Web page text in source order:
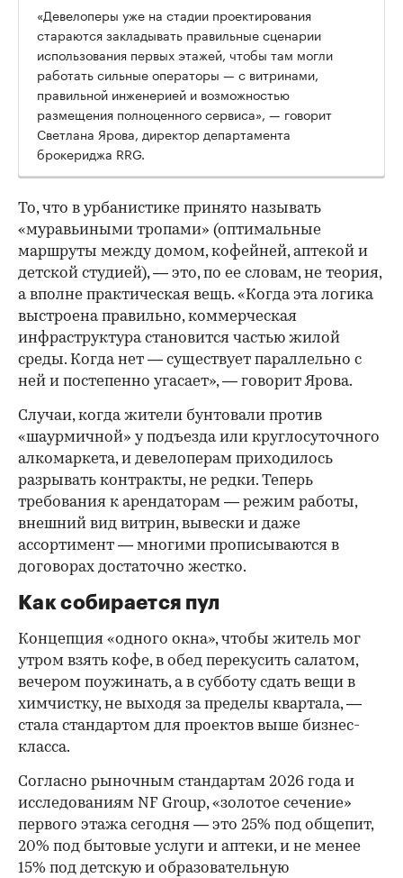
00:00
«Девелоперы уже на стадии проектирования
стараются закладывать правильные сценарии
использования первых этажей, чтобы там могли
работать сильные операторы — с витринами,
правильной инженерией и возможностью
размещения полноценного сервиса», — говорит
Светлана Ярова, директор департамента
брокериджа RRG.
То, что в урбанистике принято называть
«муравьиными тропами» (оптимальные
маршруты между домом, кофейней, аптекой и
детской студией), — это, по ее словам, не теория,
а вполне практическая вещь. «Когда эта логика
выстроена правильно, коммерческая
инфраструктура становится частью жилой
среды. Когда нет — существует параллельно с
ней и постепенно угасает», — говорит Ярова.
Случаи, когда жители бунтовали против
«шаурмичной» у подъезда или круглосуточного
алкомаркета, и девелоперам приходилось
разрывать контракты, не редки. Теперь
требования к арендаторам — режим работы,
внешний вид витрин, вывески и даже
ассортимент — многими прописываются в
договорах достаточно жестко.
Как собирается пул
Концепция «одного окна», чтобы житель мог
утром взять кофе, в обед перекусить салатом,
вечером поужинать, а в субботу сдать вещи в
химчистку, не выходя за пределы квартала, —
стала стандартом для проектов выше бизнес-
класса.
Согласно рыночным стандартам 2026 года и
исследованиям NF Group, «золотое сечение»
первого этажа сегодня — это 25% под общепит,
20% под бытовые услуги и аптеки, и не менее
15% под детскую и образовательную